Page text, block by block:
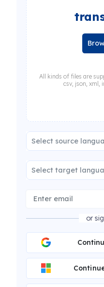
All kinds of files are
csv, json, xml,
Select source
Select target
or